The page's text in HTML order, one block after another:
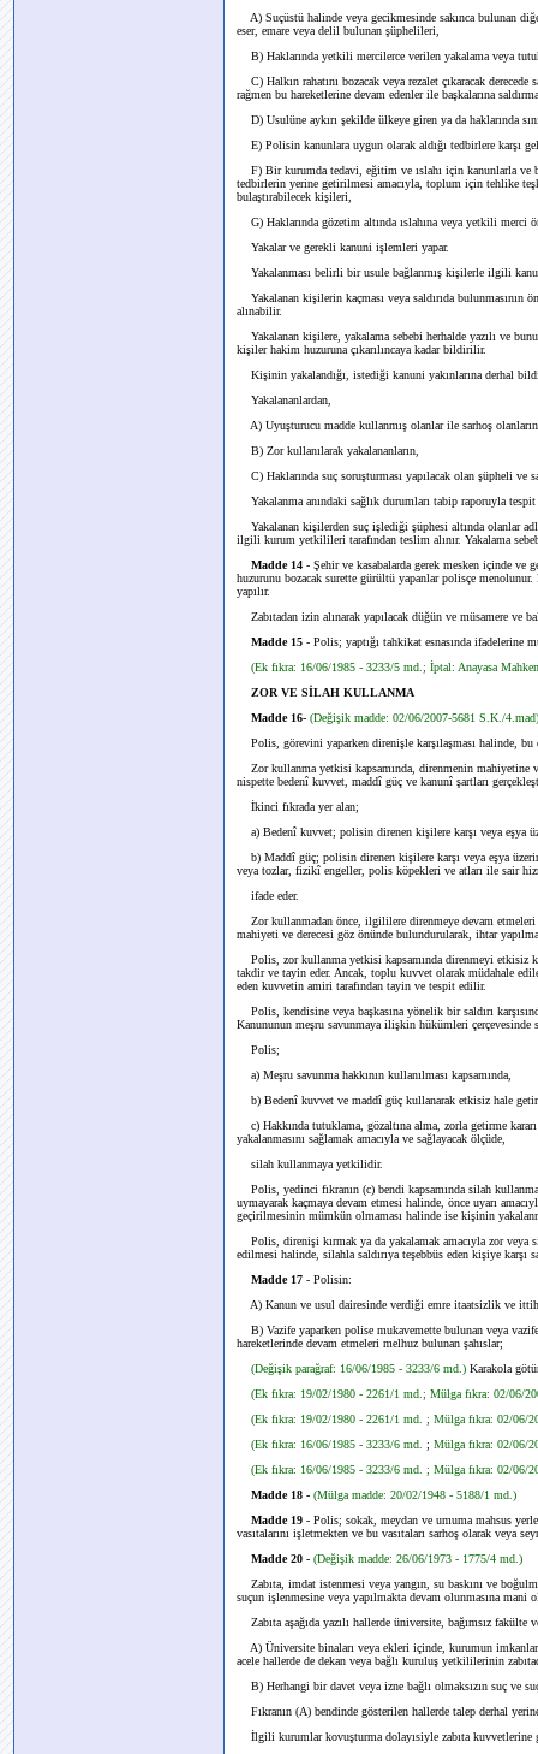
A) Suçüstü halinde veya gecikmesinde sakınca bulunan
eser, emare veya delil bulunan şüphelileri,
B) Haklarında yetkili mercilerce verilen yakalama veya
C) Halkın rahatını bozacak veya rezalet çıkaracak derecede
rağmen bu hareketlerine devam edenler ile başkalarına
D) Usulüne aykırı şekilde ülkeye giren ya da haklarında
E) Polisin kanunlara uygun olarak aldığı tedbirlere karşı
F) Bir kurumda tedavi, eğitim ve ıslahı için kanunlarla ve
tedbirlerin yerine getirilmesi amacıyla, toplum için tehlike
bulaştırabilecek kişileri,
G) Haklarında gözetim altında ıslahına veya yetkili merci
Yakalar ve gerekli kanuni işlemleri yapar.
Yakalanması belirli bir usule bağlanmış kişilerle ilgili
Yakalanan kişilerin kaçması veya saldırıda bulunmasının
alınabilir.
Yakalanan kişilere, yakalama sebebi herhalde yazılı ve
kişiler hakim huzuruna çıkarılıncaya kadar bildirilir.
Kişinin yakalandığı, istediği kanuni yakınlarına derhal
Yakalananlardan,
A) Uyuşturucu madde kullanmış olanlar ile sarhoş
B) Zor kullanılarak yakalananların,
C) Haklarında suç soruşturması yapılacak olan şüpheli ve
Yakalanma anındaki sağlık durumları tabip raporuyla
Yakalanan kişilerden suç işlediği şüphesi altında olanlar
ilgili kurum yetkilileri tarafından teslim alınır. Yakalama
Madde 14 - Şehir ve kasabalarda gerek mesken içinde ve
huzurunu bozacak surette gürültü yapanlar polisçe
yapılır.
Zabıtadan izin alınarak yapılacak düğün ve müsamere ve
Madde 15 - Polis; yaptığı tahkikat esnasında ifadelerine
(Ek fıkra: 16/06/1985 - 3233/5 md.; İptal: Anayasa
ZOR VE SİLAH KULLANMA
Madde 16- (Değişik madde: 02/06/2007-5681 S.K./4.mad)
Polis, görevini yaparken direnişle karşılaşması halinde,
Zor kullanma yetkisi kapsamında, direnmenin mahiyetine
nispette bedenî kuvvet, maddî güç ve kanunî şartları
İkinci fıkrada yer alan;
a) Bedenî kuvvet; polisin direnen kişilere karşı veya eşya
b) Maddî güç; polisin direnen kişilere karşı veya eşya
veya tozlar, fizikî engeller, polis köpekleri ve atları ile sair
ifade eder.
Zor kullanmadan önce, ilgililere direnmeye devam etmeleri
mahiyeti ve derecesi göz önünde bulundurularak, ihtar
Polis, zor kullanma yetkisi kapsamında direnmeyi etkisiz
takdir ve tayin eder. Ancak, toplu kuvvet olarak müdahale
eden kuvvetin amiri tarafından tayin ve tespit edilir.
Polis, kendisine veya başkasına yönelik bir saldırı
Kanununun meşru savunmaya ilişkin hükümleri çerçevesinde
Polis;
a) Meşru savunma hakkının kullanılması kapsamında,
b) Bedenî kuvvet ve maddî güç kullanarak etkisiz hale
c) Hakkında tutuklama, gözaltına alma, zorla getirme
yakalanmasını sağlamak amacıyla ve sağlayacak ölçüde,
silah kullanmaya yetkilidir.
Polis, yedinci fıkranın (c) bendi kapsamında silah
uymayarak kaçmaya devam etmesi halinde, önce uyarı
geçirilmesinin mümkün olmaması halinde ise kişinin
Polis, direnişi kırmak ya da yakalamak amacıyla zor veya
edilmesi halinde, silahla saldırıya teşebbüs eden kişiye karşı
Madde 17 - Polisin:
A) Kanun ve usul dairesinde verdiği emre itaatsizlik ve
B) Vazife yaparken polise mukavemette bulunan veya
hareketlerinde devam etmeleri melhuz bulunan şahıslar;
(Değişik parağraf: 16/06/1985 - 3233/6 md.) Karakola
(Ek fıkra: 19/02/1980 - 2261/1 md.; Mülga fıkra: 02/06/
(Ek fıkra: 19/02/1980 - 2261/1 md. ; Mülga fıkra: 02/06/
(Ek fıkra: 16/06/1985 - 3233/6 md. ; Mülga fıkra: 02/06/
(Ek fıkra: 16/06/1985 - 3233/6 md. ; Mülga fıkra: 02/06/
Madde 18 - (Mülga madde: 20/02/1948 - 5188/1 md.)
Madde 19 - Polis; sokak, meydan ve umuma mahsus
vasıtalarını işletmekten ve bu vasıtaları sarhoş olarak veya
Madde 20 - (Değişik madde: 26/06/1973 - 1775/4 md.)
Zabıta, imdat istenmesi veya yangın, su baskını ve
suçun işlenmesine veya yapılmakta devam olunmasına
Zabıta aşağıda yazılı hallerde üniversite, bağımsız
A) Üniversite binaları veya ekleri içinde, kurumun
acele hallerde de dekan veya bağlı kuruluş yetkililerinin
B) Herhangi bir davet veya izne bağlı olmaksızın suç ve
Fıkranın (A) bendinde gösterilen hallerde talep derhal
İlgili kurumlar kovuşturma dolayısiyle zabıta kuvvetlerine